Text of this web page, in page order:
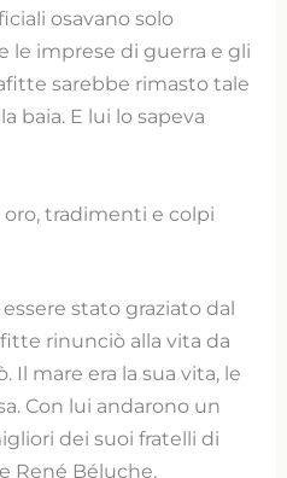
osavano solo
le imprese di guerra e gli
sarebbe rimasto tale
baia. E lui lo sapeva
oro, tradimenti e colpi
stato graziato dal
rinunciò alla vita da
Il mare era la sua vita, le
Con lui andarono un
dei suoi fratelli di
René Béluche,